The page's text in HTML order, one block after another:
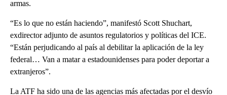
armas.
“Es lo que no están haciendo”, manifestó Scott Shuchart,
exdirector adjunto de asuntos regulatorios y políticas del ICE.
“Están perjudicando al país al debilitar la aplicación de la ley
federal… Van a matar a estadounidenses para poder deportar a
extranjeros”.
La ATF ha sido una de las agencias más afectadas por el desvío